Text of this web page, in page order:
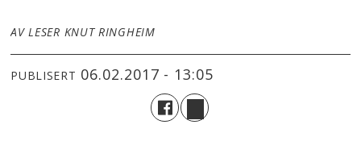
AV LESER KNUT RINGHEIM
PUBLISERT 06.02.2017 - 13:05